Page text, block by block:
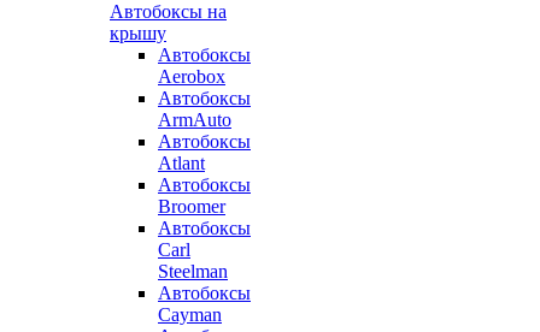
Автобоксы на
крышу
Автобоксы
Aerobox
Автобоксы
ArmAuto
Автобоксы
Atlant
Автобоксы
Broomer
Автобоксы
Carl
Steelman
Автобоксы
Cayman